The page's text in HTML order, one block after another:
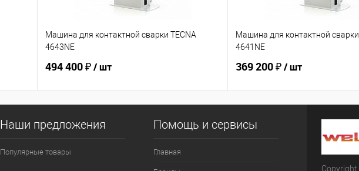
Машина для контактной сварки TECNA
4643NE
494 400 ₽/ шт
Машина для контактной сварки
4641NE
369 200 ₽/ шт
Наши предложения
Популярные товары
Помощь и сервисы
Главная